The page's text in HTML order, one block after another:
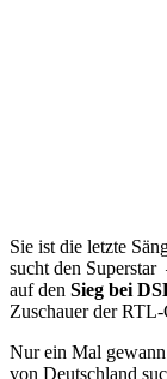
Sie ist die letzte
sucht den Superstar
auf den Sieg bei
Zuschauer der
Nur ein Mal
von Deutschland